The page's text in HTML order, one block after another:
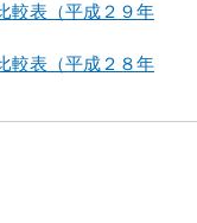
較表（平成２９年
較表（平成２８年